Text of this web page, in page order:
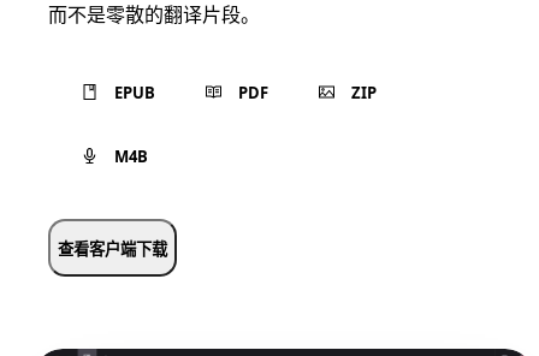
而不是零散的翻译片段。
EPUB PDF ZIP
M4B
查看客户端下载